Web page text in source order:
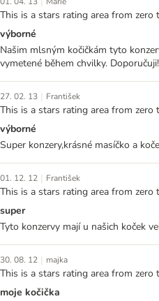
This is a stars rating area from zero
výborné
Našim mlsným kočičkám tyto
vymetené během chvilky. Doporučuji!
27. 02. 13 | František
This is a stars rating area from zero
výborné
Super konzery,krásné masíčko a
01. 12. 12 | František
This is a stars rating area from zero
super
Tyto konzervy mají u našich koček
30. 08. 12 | majka
This is a stars rating area from zero
moje kočička